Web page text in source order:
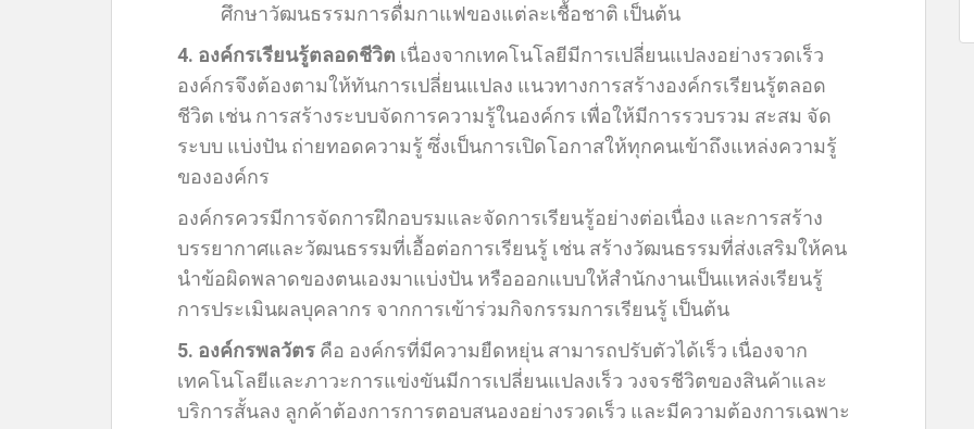
ศึกษาวัฒนธรรมการดื่มกาแฟของแต่ละเชื้อชาติ เป็นต้น
4. องค์กรเรียนรู้ตลอดชีวิต เนื่องจากเทคโนโลยีมีการเปลี่ยนแปลงอย่างรวดเร็ว
องค์กรจึงต้องตามให้ทันการเปลี่ยนแปลง แนวทางการสร้างองค์กรเรียนรู้ตลอด
ชีวิต เช่น การสร้างระบบจัดการความรู้ในองค์กร เพื่อให้มีการรวบรวม สะสม จัด
ระบบ แบ่งปัน ถ่ายทอดความรู้ ซึ่งเป็นการเปิดโอกาสให้ทุกคนเข้าถึงแหล่งความรู้
ขององค์กร
องค์กรควรมีการจัดการฝึกอบรมและจัดการเรียนรู้อย่างต่อเนื่อง และการสร้าง
บรรยากาศและวัฒนธรรมที่เอื้อต่อการเรียนรู้ เช่น สร้างวัฒนธรรมที่ส่งเสริมให้คน
นำข้อผิดพลาดของตนเองมาแบ่งปัน หรือออกแบบให้สำนักงานเป็นแหล่งเรียนรู้
การประเมินผลบุคลากร จากการเข้าร่วมกิจกรรมการเรียนรู้ เป็นต้น
5. องค์กรพลวัตร คือ องค์กรที่มีความยืดหยุ่น สามารถปรับตัวได้เร็ว เนื่องจาก
เทคโนโลยีและภาวะการแข่งขันมีการเปลี่ยนแปลงเร็ว วงจรชีวิตของสินค้าและ
บริการสั้นลง ลูกค้าต้องการการตอบสนองอย่างรวดเร็ว และมีความต้องการเฉพาะ